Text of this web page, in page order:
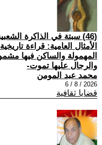
(46) سبتة في الذاكرة
الأمثال العامية: قراءة
المهمولة والساكن فيها
والرجال عليها تموت-
محمد عبد المومن
2026 / 8 / 6
قضايا ثقافية